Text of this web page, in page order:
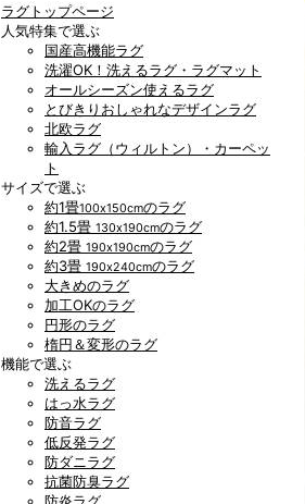
ラグトップページ
人気特集で選ぶ
国産高機能ラグ
洗濯OK！洗えるラグ・ラグマット
オールシーズン使えるラグ
とびきりおしゃれなデザインラグ
北欧ラグ
輸入ラグ（ウィルトン）・カーペッ
ト
サイズで選ぶ
約1畳100x150cmのラグ
約1.5畳 130x190cmのラグ
約2畳 190x190cmのラグ
約3畳 190x240cmのラグ
大きめのラグ
加工OKのラグ
円形のラグ
楕円＆変形のラグ
機能で選ぶ
洗えるラグ
はっ水ラグ
防音ラグ
低反発ラグ
防ダニラグ
抗菌防臭ラグ
防炎ラグ